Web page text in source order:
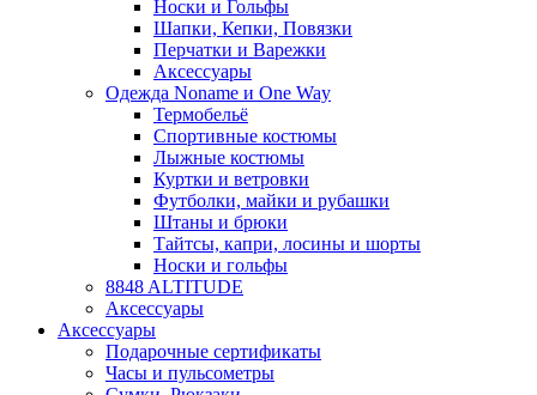
Носки и Гольфы
Шапки, Кепки, Повязки
Перчатки и Варежки
Аксессуары
Одежда Noname и One Way
Термобельё
Спортивные костюмы
Лыжные костюмы
Куртки и ветровки
Футболки, майки и рубашки
Штаны и брюки
Тайтсы, капри, лосины и шорты
Носки и гольфы
8848 ALTITUDE
Аксессуары
Аксессуары
Подарочные сертификаты
Часы и пульсометры